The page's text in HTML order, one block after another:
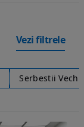
Vezi filtrele
Serbestii Vechi